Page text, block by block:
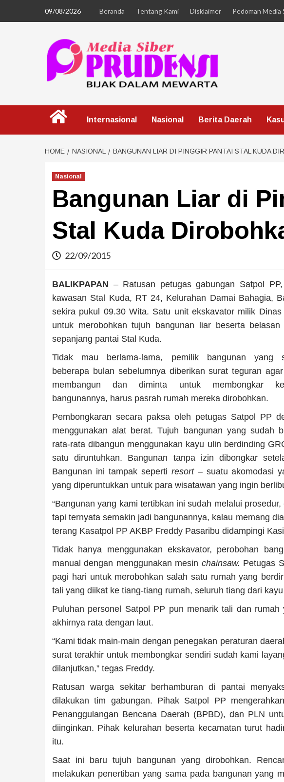
09/08/2026 Beranda Tentang Kami Disklaimer Pedoman Media
Internasional Nasional Berita Daerah
HOME NASIONAL BANGUNAN LIAR DI PINGGIR PANTAI STAL KUDA
Nasional
Bangunan Liar di
Stal Kuda
22/09/2015
BALIKPAPAN – Ratusan petugas gabungan Satpol
kawasan Stal Kuda, RT 24, Kelurahan Damai Bahagia,
sekira pukul 09.30 Wita. Satu unit ekskavator milik
untuk merobohkan tujuh bangunan liar beserta
sepanjang pantai Stal Kuda.
Tidak mau berlama-lama, pemilik bangunan yang
beberapa bulan sebelumnya diberikan surat teguran
membangun dan diminta untuk membongkar
bangunannya, harus pasrah rumah mereka dirobohkan.
Pembongkaran secara paksa oleh petugas Satpol PP
menggunakan alat berat. Tujuh bangunan yang sudah
rata-rata dibangun menggunakan kayu ulin berdinding
satu diruntuhkan. Bangunan tanpa izin dibongkar
Bangunan ini tampak seperti resort –suatu akomodasi
yang diperuntukkan untuk para wisatawan yang ingin
“Bangunan yang kami tertibkan ini sudah melalui
tapi ternyata semakin jadi bangunannya, kalau memang
terang Kasatpol PP AKBP Freddy Pasaribu didampingi
Tidak hanya menggunakan ekskavator, perobohan
manual dengan menggunakan mesin chainsaw. Petugas
pagi hari untuk merobohkan salah satu rumah yang
tali yang diikat ke tiang-tiang rumah, seluruh tiang dari
Puluhan personel Satpol PP pun menarik tali dan
akhirnya rata dengan laut.
“Kami tidak main-main dengan penegakan peraturan
surat terakhir untuk membongkar sendiri sudah kami
dilanjutkan,” tegas Freddy.
Ratusan warga sekitar berhamburan di pantai
dilakukan tim gabungan. Pihak Satpol PP
Penanggulangan Bencana Daerah (BPBD), dan PLN
diinginkan. Pihak kelurahan beserta kecamatan turut
itu.
Saat ini baru tujuh bangunan yang dirobohkan.
melakukan penertiban yang sama pada bangunan yang